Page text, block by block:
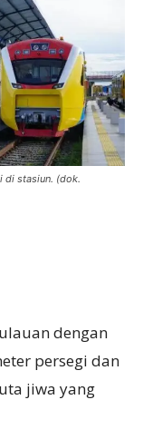
di stasiun. (dok.
dengan
persegi dan
jiwa yang